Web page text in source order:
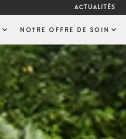
ACTUALITÉS
NOTRE OFFRE DE SOIN